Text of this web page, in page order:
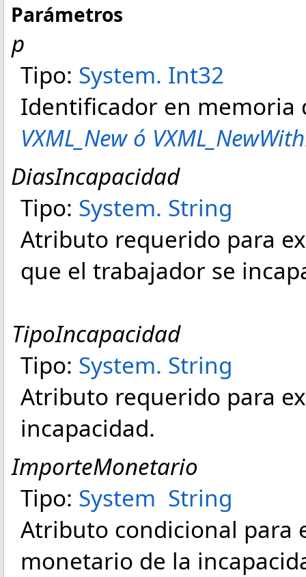
Parámetros
p
Tipo: System. Int32
Identificador en
VXML_New ó
DiasIncapacidad
Tipo: System. String
Atributo requerido para
que el trabajador se
TipoIncapacidad
Tipo: System. String
Atributo requerido para
incapacidad.
ImporteMonetario
Tipo: System String
Atributo condicional para
monetario de la